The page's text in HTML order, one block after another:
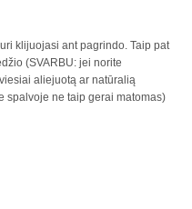
klijuojasi ant pagrindo. Taip pat
(SVARBU: jei norite
aliejuotą ar natūralią
spalvoje ne taip gerai matomas)